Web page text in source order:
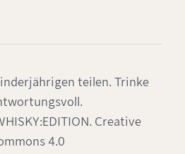
teilen. Trinke
Creative
4.0